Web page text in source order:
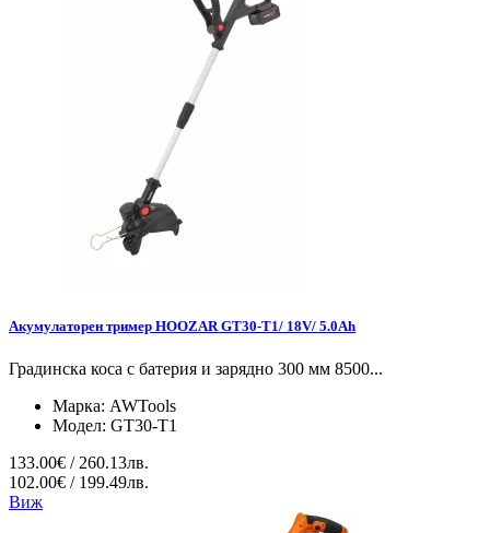
Акумулаторен тример HOOZAR GT30-T1/ 18V/ 5.0Ah
Градинска коса с батерия и зарядно 300 мм 8500...
Марка: AWTools
Модел: GT30-T1
133.00€ / 260.13лв.
102.00€ / 199.49лв.
Виж